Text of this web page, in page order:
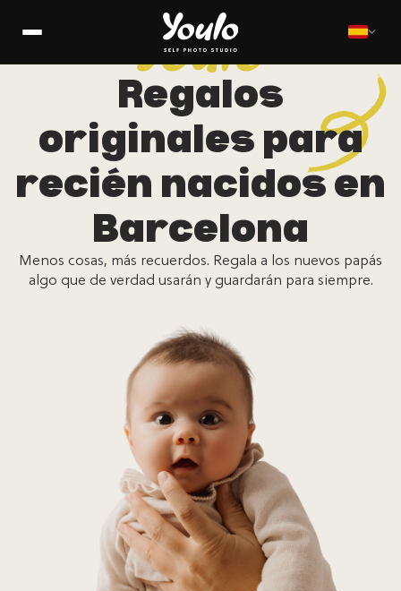
Regalos
originales para
recién nacidos en
Barcelona
Menos cosas, más recuerdos. Regala a los nuevos papás
algo que de verdad usarán y guardarán para siempre.